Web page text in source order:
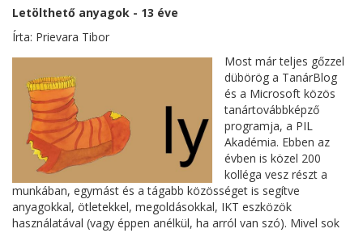
Letölthető anyagok - 13 éve
Írta: Prievara Tibor
Most már teljes gőzzel
dübörög a TanárBlog
és a Microsoft közös
tanártovábbképző
programja, a PIL
Akadémia. Ebben az
évben is közel 200
kolléga vesz részt a
munkában, egymást és a tágabb közösséget is segítve
anyagokkal, ötletekkel, megoldásokkal, IKT eszközök
használatával (vagy éppen anélkül, ha arról van szó). Mivel sok